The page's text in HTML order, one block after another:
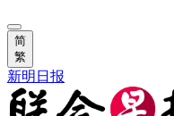
简
繁
新明日报